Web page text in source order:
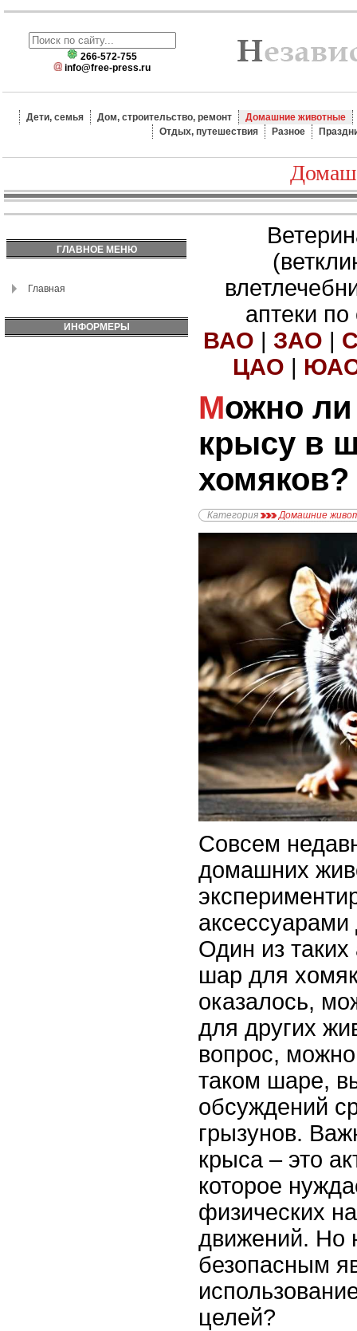
266-572-755
info@free-press.ru
Дети, семья Дом, строительство, ремонт
Домашние животные
Отдых, путешествия
Разное
ГЛАВНОЕ МЕНЮ
Главная
ИНФОРМЕРЫ
аптеки
ВАО | ЗАО |
ЦАО |
Можно ли держать
крысу в
хомяков?
Категория Домашние
Совсем
домашних
Один из таких
шар для
оказалось,
для других
вопрос,
таком шаре,
обсуждений
грызунов.
крыса – это
которое
физических
движений. Но
безопасным
целей?